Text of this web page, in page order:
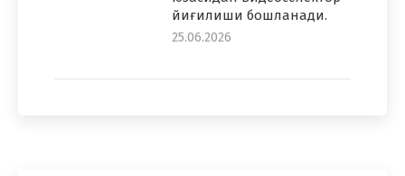
йиғилиши бошланади.
25.06.2026